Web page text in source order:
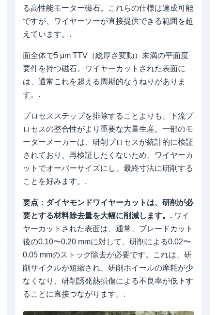
る高性能モーター磁石。これらの仕様は達成可能
ですが、ワイヤーソーが直接提供できる範囲を超
えています。.
面全体で5 μm TTV（総厚さ変動）未満の平面度
要件を持つ磁石。ワイヤーカットされた表面に
は、通常これを超える周期的なうねりがありま
す。.
プロセスステップを排除することよりも、下流プ
ロセスの整合性がより重要な大量生産。一部のモ
ーターメーカーは、研削プロセスが統計的に検証
されており、再検証したくないため、ワイヤーカ
ットでオーバーサイズにし、最終寸法に研削する
ことを好みます。.
要点：ダイヤモンドワイヤーカットは、研削が必
要とする材料除去量を大幅に削減します。. ワイ
ヤーカットされた表面は、通常、ブレードカット
後の0.10〜0.20 mmに対して、研削による0.02〜
0.05 mmのストック除去が必要です。これは、研
削サイクルが短縮され、研削ホイールの摩耗が少
なくなり、研削誘発熱損傷による不良率が低下す
ることに直接つながります。.